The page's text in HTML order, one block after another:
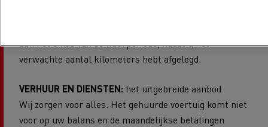
aan het einde van de huurperiode, nadat u het
verwachte aantal kilometers hebt afgelegd.
VERHUUR EN DIENSTEN: het uitgebreide aanbod
Wij zorgen voor alles. Het gehuurde voertuig komt niet
voor op uw balans en de maandelijkse betalingen